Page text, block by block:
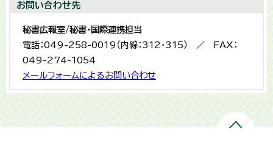
お問い合わせ先
秘書広報室/秘書・国際連携担当
電話：049-258-0019（内線：312・315） ／ FAX：
049-274-1054
メールフォームによるお問い合わせ